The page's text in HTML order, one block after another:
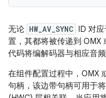
无论 HW_AV_SYNC ID 对
置，其都将被传递到 OMX
代码将编解码器与相应音
在组件配置过程中，OMX
句柄，该边带句柄可用于